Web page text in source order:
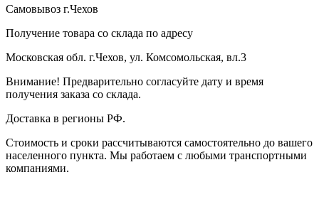
Самовывоз г.Чехов
Получение товара со склада по адресу
Московская обл. г.Чехов, ул. Комсомольская, вл.3
Внимание! Предварительно согласуйте дату и время
получения заказа со склада.
Доставка в регионы РФ.
Стоимость и сроки рассчитываются самостоятельно до вашего
населенного пункта. Мы работаем с любыми транспортными
компаниями.